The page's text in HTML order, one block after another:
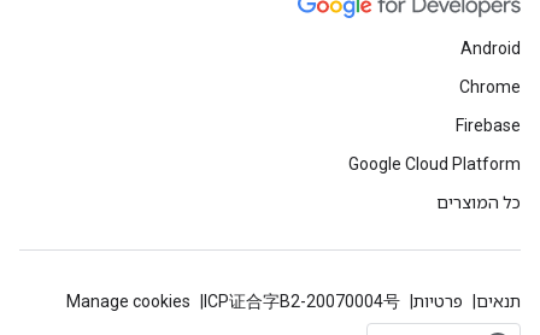
Android
Chrome
Firebase
Google Cloud Platform
כל המוצרים
תנאים פרטיות ICP证合字B2-20070004号
Manage cookies